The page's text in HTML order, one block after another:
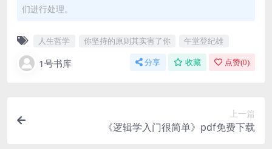
们进行处理。
人生哲学 你坚持的原则其实害了你 午堂登纪雄
1号书库 分享 收藏 点赞(0)
上一篇
《逻辑学入门很简单》pdf免费下载